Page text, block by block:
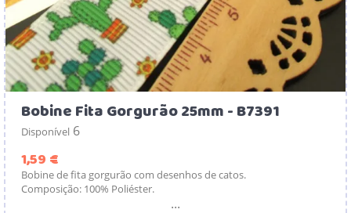
Bobine Fita Gorgurão 25mm - B7391
Disponível 6
1,59 €
Bobine de fita gorgurão com desenhos de catos.
Composição: 100% Poliéster.
...